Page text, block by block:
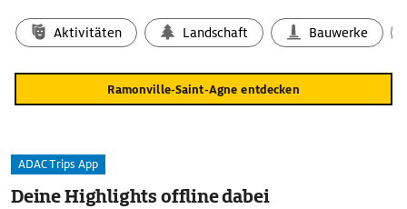
Aktivitäten Landschaft Bauwerke
Ramonville-Saint-Agne entdecken
ADAC Trips App
Deine Highlights offline dabei